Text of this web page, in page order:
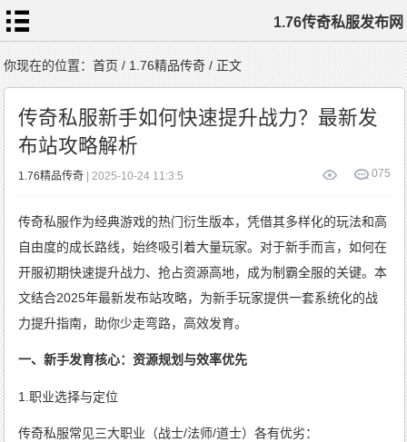
1.76传奇私服发布网
首
页
1.76
传
奇
私
服
1.76
复
传
奇
1.76
传
奇
新
1.76
传
奇
标
签
云
你现在的位置：首页/1.76精品传奇/ 正文
传奇私服新手如何快速提升战力？最新发
布站攻略解析
75
0
1.76精品传奇 | 2025-10-24 11:3:5
传奇私服作为经典游戏的热门衍生版本，凭借其多样化的玩法和高
自由度的成长路线，始终吸引着大量玩家。对于新手而言，如何在
开服初期快速提升战力、抢占资源高地，成为制霸全服的关键。本
文结合2025年最新发布站攻略，为新手玩家提供一套系统化的战
力提升指南，助你少走弯路，高效发育。
一、新手发育核心：资源规划与效率优先
1.职业选择与定位
传奇私服常见三大职业（战士/法师/道士）各有优劣：